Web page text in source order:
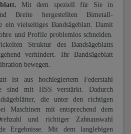
Mit dem speziell für Sie in
Breite hergestellten Bimetall-
ein vielseitiges Bandsägeblatt. Damit
und Profile problemlos schneiden.
Struktur des Bandsägeblatts
verhindert. Ihr Bandsägeblatt
bewegen.
ist aus hochlegiertem Federstahl
sind mit HSS verstärkt. Dadurch
die unter den richtigen
Maschinen mit entsprechend dem
und richtiger Zahnauswahl
Ergebnisse. Mit dem langlebigen